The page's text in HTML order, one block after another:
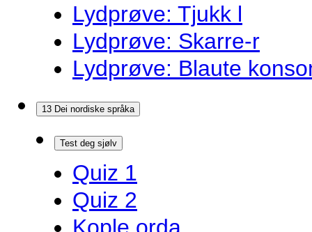
Lydprøve: Tjukk l
Lydprøve: Skarre-r
Lydprøve: Blaute
13 Dei nordiske språka
Test deg sjølv
Quiz 1
Quiz 2